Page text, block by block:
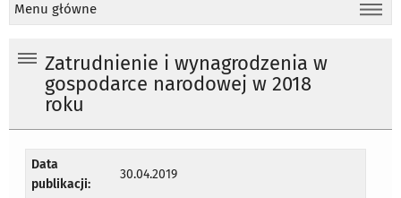
Menu główne
Zatrudnienie i wynagrodzenia w
gospodarce narodowej w 2018
roku
Data
publikacji:
30.04.2019